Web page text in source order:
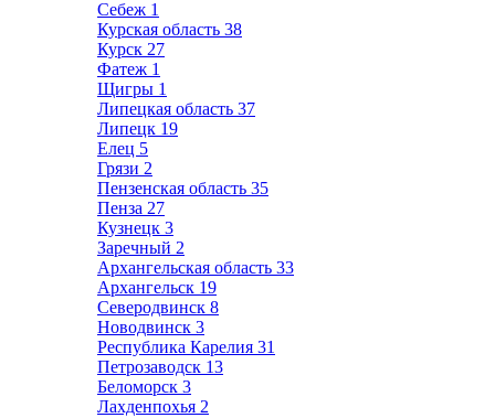
Себеж 1
Курская область 38
Курск 27
Фатеж 1
Щигры 1
Липецкая область 37
Липецк 19
Елец 5
Грязи 2
Пензенская область 35
Пенза 27
Кузнецк 3
Заречный 2
Архангельская область 33
Архангельск 19
Северодвинск 8
Новодвинск 3
Республика Карелия 31
Петрозаводск 13
Беломорск 3
Лахденпохья 2